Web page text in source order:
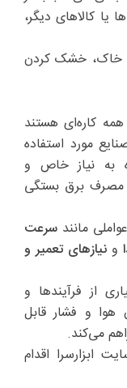
یا کالاهای دیگر،
خاک، خشک کردن
کاره‌ای هستند
مورد استفاده
به نیاز خاص و
مصرف برق بستگی
مانند سرعت
ونیازهای تعمیر و
از فرآیندها و
هوا و فشار قابل
می‌کند.
ابزارسرا اقدام